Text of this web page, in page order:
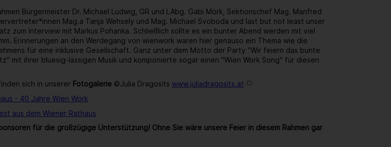
Bürgermeister Dr. Michael Ludwig, GR und LAbg. Gabi Mörk, Sektionschef Mag. Manfred
Mag.a Tanja Wehsely und Mag. Michael Svoboda und last but not least unser
zum Interview mit Markus Pohanka. Schließlich sollte es ein bunter Abend werden mit viel
Erinnerungen an den Werdegang von wienwork waren hier genauso ein Thema wie die
für eine inklusive Gesellschaft. Ganz unter dem Motto der Party "Wir feiern das bunte
mit ihrer bluesig-lässigen Musik und komponierte sogar einen "Wien Work Song" für diesen
sich in unserer Fotogalerie ©Julia Dragosits www.juliadragosits.at
- 40 Jahre Wien Work
aus dem Wiener Rathaus
für die großzügige Unterstützung! Ohne Sie wäre unsere Feier in diesem Rahmen gar